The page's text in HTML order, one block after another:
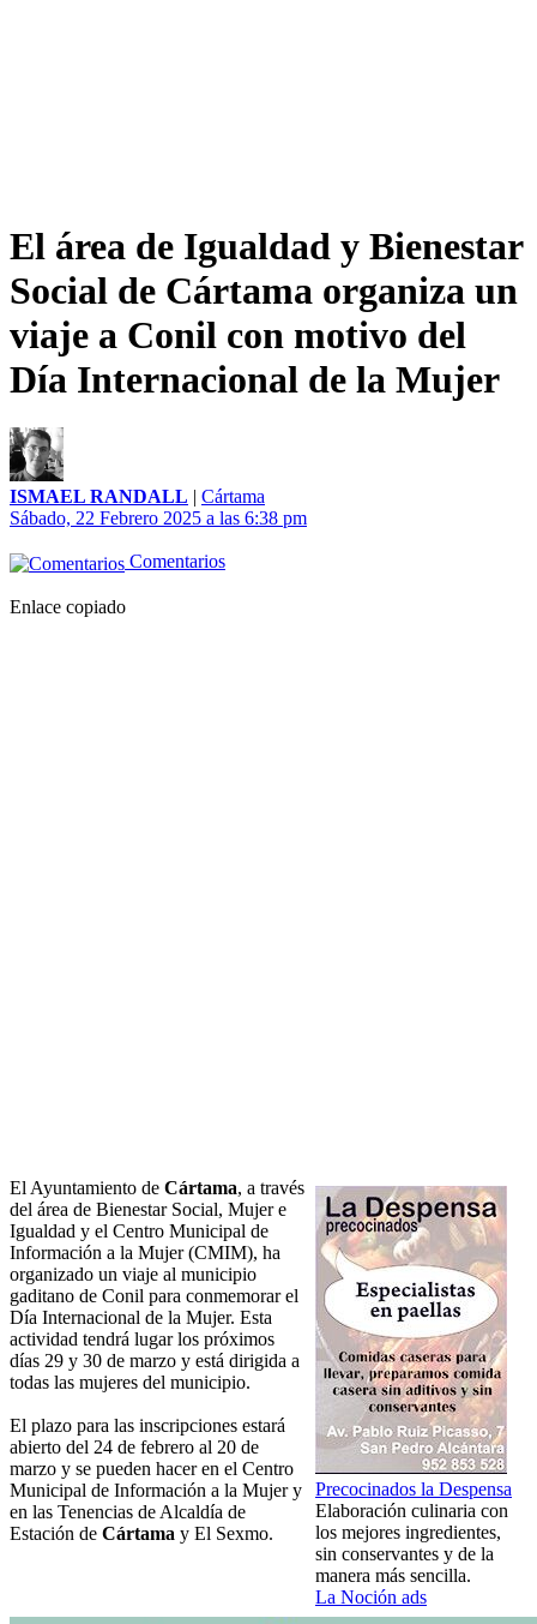
El área de Igualdad y Bienestar
Social de Cártama organiza un
viaje a Conil con motivo del
Día Internacional de la Mujer
ISMAEL RANDALL | Cártama
Sábado, 22 Febrero 2025 a las 6:38 pm
Comentarios
Enlace copiado
Precocinados la Despensa
Elaboración culinaria con
los mejores ingredientes,
sin conservantes y de la
manera más sencilla.
La Noción ads
El Ayuntamiento de Cártama, a través
del área de Bienestar Social, Mujer e
Igualdad y el Centro Municipal de
Información a la Mujer (CMIM), ha
organizado un viaje al municipio
gaditano de Conil para conmemorar el
Día Internacional de la Mujer. Esta
actividad tendrá lugar los próximos
días 29 y 30 de marzo y está dirigida a
todas las mujeres del municipio.
El plazo para las inscripciones estará
abierto del 24 de febrero al 20 de
marzo y se pueden hacer en el Centro
Municipal de Información a la Mujer y
en las Tenencias de Alcaldía de
Estación de Cártama y El Sexmo.